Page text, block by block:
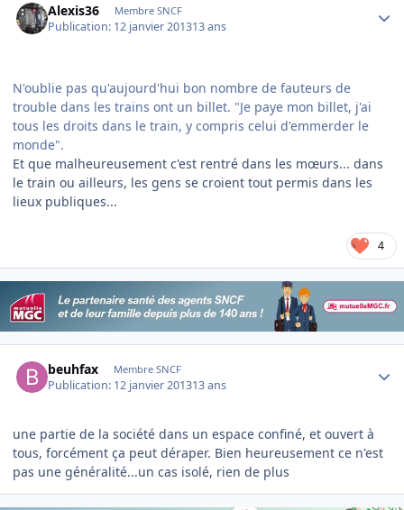
Alexis36 Membre SNCF
Publication: 12 janvier 201313 ans
N'oublie pas qu'aujourd'hui bon nombre de fauteurs de
trouble dans les trains ont un billet. "Je paye mon billet, j'ai
tous les droits dans le train, y compris celui d'emmerder le
monde".
Et que malheureusement c'est rentré dans les mœurs... dans
le train ou ailleurs, les gens se croient tout permis dans les
lieux publiques...
4
beuhfax Membre SNCF
Publication: 12 janvier 201313 ans
une partie de la société dans un espace confiné, et ouvert à
tous, forcément ça peut déraper. Bien heureusement ce n'est
pas une généralité...un cas isolé, rien de plus